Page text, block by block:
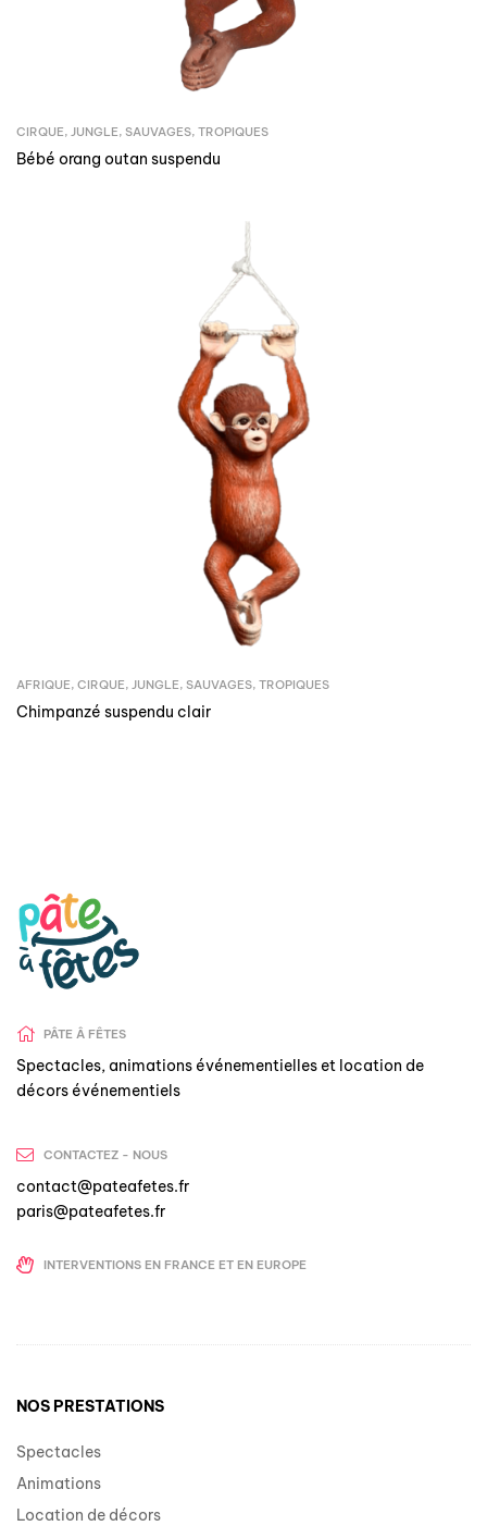
CIRQUE, JUNGLE, SAUVAGES, TROPIQUES
Bébé orang outan suspendu
AFRIQUE, CIRQUE, JUNGLE, SAUVAGES, TROPIQUES
Chimpanzé suspendu clair
PÂTE Â FÊTES
Spectacles, animations événementielles et location de
décors événementiels
CONTACTEZ - NOUS
contact@pateafetes.fr
paris@pateafetes.fr
INTERVENTIONS EN FRANCE ET EN EUROPE
NOS PRESTATIONS
Spectacles
Animations
Location de décors